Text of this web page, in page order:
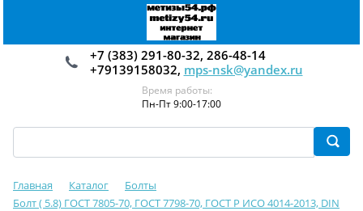
+7 (383) 291-80-32, 286-48-14
+79139158032, mps-nsk@yandex.ru
Время работы:
Пн-Пт 9:00-17:00
Главная Каталог
Болты
Болт ( 5.8) ГОСТ 7805-70, ГОСТ 7798-70, ГОСТ Р ИСО 4014-2013, DIN